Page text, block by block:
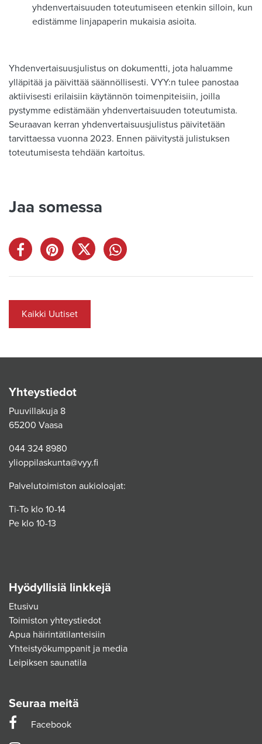
yhdenvertaisuuden toteutumiseen etenkin silloin, kun
edistämme linjapaperin mukaisia asioita.
Yhdenvertaisuusjulistus on dokumentti, jota haluamme
ylläpitää ja päivittää säännöllisesti. VYY:n tulee panostaa
aktiivisesti erilaisiin käytännön toimenpiteisiin, joilla
pystymme edistämään yhdenvertaisuuden toteutumista.
Seuraavan kerran yhdenvertaisuusjulistus päivitetään
tarvittaessa vuonna 2023. Ennen päivitystä julistuksen
toteutumisesta tehdään kartoitus.
Jaa somessa
Kaikki Uutiset
Yhteystiedot
Puuvillakuja 8
65200 Vaasa
044 324 8980
ylioppilaskunta@vyy.fi
Palvelutoimiston aukioloajat:
Ti-To klo 10-14
Pe klo 10-13
Hyödyllisiä linkkejä
Etusivu
Toimiston yhteystiedot
Apua häirintätilanteisiin
Yhteistyökumppanit ja media
Leipiksen saunatila
Seuraa meitä
Facebook